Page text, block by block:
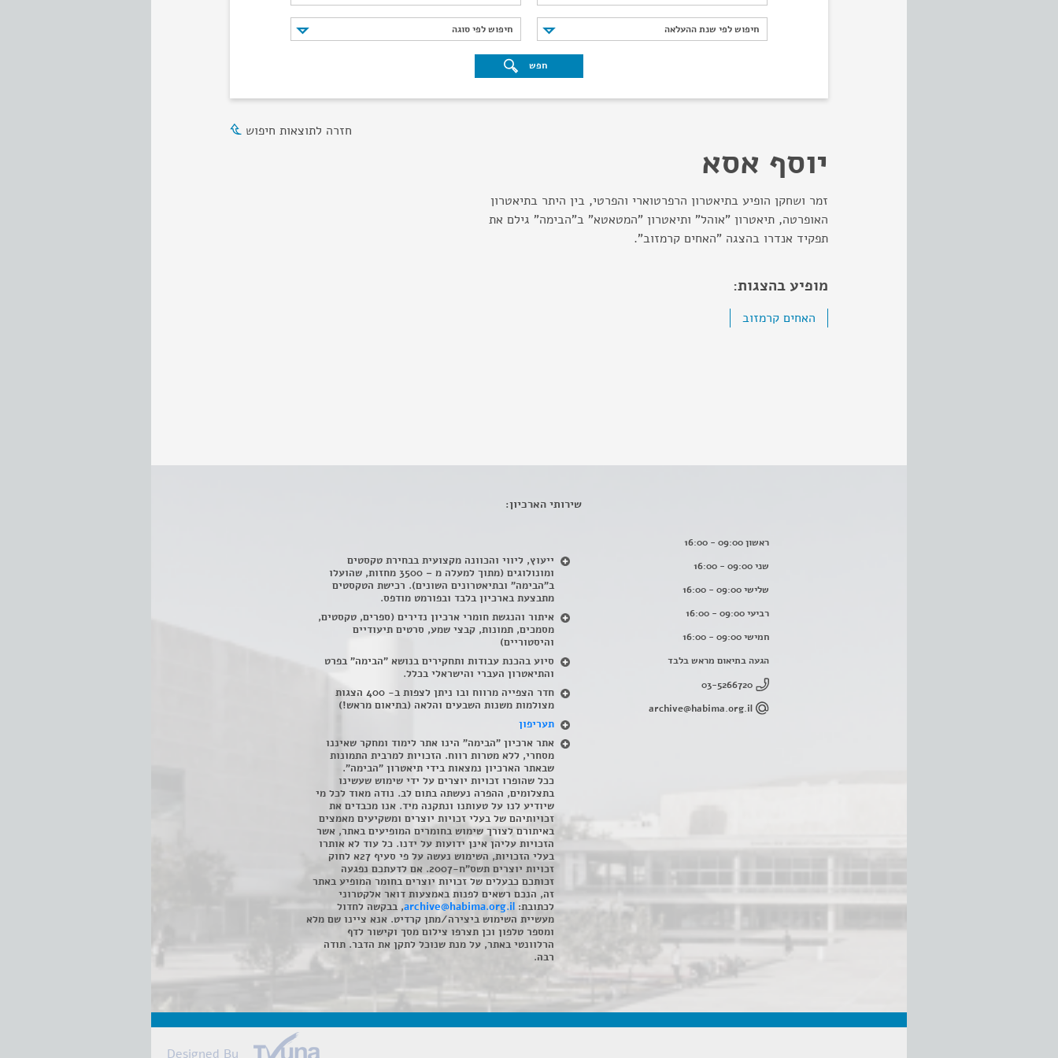
חיפוש לפי שנת ההעלאה
חיפוש לפי שנת ההעלאה חיפוש לפי סוגה
חיפוש לפי סוגה
חפש
חזרה לתוצאות חיפוש
יוסף אסא
זמר ושחקן הופיע בתיאטרון הרפרטוארי והפרטי, בין היתר בתיאטרון
האופרטה, תיאטרון "אוהל" ותיאטרון "המטאטא" ב"הבימה" גילם את
תפקיד אנדרו בהצגה "האחים קרמזוב".
מופיע בהצגות:
האחים קרמזוב
ראשון 09:00 - 16:00
שני 09:00 - 16:00
שלישי 09:00 - 16:00
רביעי 09:00 - 16:00
חמישי 09:00 - 16:00
הגעה בתיאום מראש בלבד
03-5266720
archive@habima.org.il
שירותי הארכיון:
ייעוץ, ליווי והכוונה מקצועית בבחירת טקסטים
ומונולוגים (מתוך למעלה מ – 3500 מחזות, שהועלו
ב"הבימה" ובתיאטרונים השונים). רכישת הטקסטים
מתבצעת בארכיון בלבד ובפורמט מודפס.
איתור והנגשת חומרי ארכיון נדירים (ספרים, טקסטים,
מסמכים, תמונות, קבצי שמע, סרטים תיעודיים
והיסטוריים)
סיוע בהכנת עבודות ותחקירים בנושא "הבימה" בפרט
והתיאטרון העברי והישראלי בכלל.
חדר הצפייה מרווח ובו ניתן לצפות ב- 400 הצגות
מצולמות משנות השבעים והלאה (בתיאום מראש!)
תעריפון
אתר ארכיון "הבימה" הינו אתר לימוד ומחקר שאיננו
מסחרי, ללא מטרות רווח. הזכויות למרבית התמונות
שבאתר הארכיון נמצאות בידי תיאטרון "הבימה".
ככל שהופרו זכויות יוצרים על ידי שימוש שעשינו
בתצלומים, ההפרה נעשתה בתום לב. נודה מאוד לכל מי
שיודיע לנו על טעותנו ונתקנה מיד. אנו מכבדים את
זכויותיהם של בעלי זכויות יוצרים ומשקיעים מאמצים
באיתורם לצורך שימוש בחומרים המופיעים באתר, אשר
הזכויות עליהן אינן ידועות על ידנו. כל עוד לא אותרו
בעלי הזכויות, השימוש נעשה על פי סעיף 27א לחוק
זכויות יוצרים תשס"ח-2007. אם לדעתכם נפגעה
זכותכם כבעלים של זכויות יוצרים בחומר המופיע באתר
זה, הנכם רשאים לפנות באמצעות דואר אלקטרוני
לכתובת: archive@habima.org.il, בבקשה לחדול
מעשיית השימוש ביצירה/מתן קרדיט. אנא ציינו שם מלא
ומספר טלפון וכן תצרפו צילום מסך וקישור לדף
הרלוונטי באתר, על מנת שנוכל לתקן את הדבר. תודה
רבה.
Designed By